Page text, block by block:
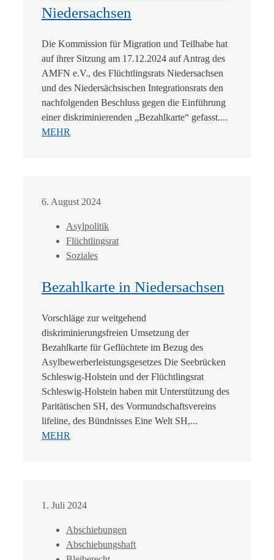
Niedersachsen
Die Kommission für Migration und Teilhabe hat
auf ihrer Sitzung am 17.12.2024 auf Antrag des
AMFN e.V., des Flüchtlingsrats Niedersachsen
und des Niedersächsischen Integrationsrats den
nachfolgenden Beschluss gegen die Einführung
einer diskriminierenden „Bezahlkarte“ gefasst....
MEHR
6. August 2024
Asylpolitik
Flüchtlingsrat
Soziales
Bezahlkarte in Niedersachsen
Vorschläge zur weitgehend
diskriminierungsfreien Umsetzung der
Bezahlkarte für Geflüchtete im Bezug des
Asylbewerberleistungsgesetzes Die Seebrücken
Schleswig-Holstein und der Flüchtlingsrat
Schleswig-Holstein haben mit Unterstützung des
Paritätischen SH, des Vormundschaftsvereins
lifeline, des Bündnisses Eine Welt SH,...
MEHR
1. Juli 2024
Abschiebungen
Abschiebungshaft